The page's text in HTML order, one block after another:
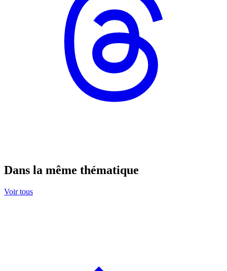
Dans la même thématique
Voir tous